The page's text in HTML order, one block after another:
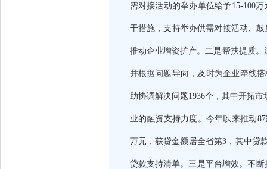
需对接活动的举办单位给予15-100
干措施，支持举办供需对接活动、
推动企业增资扩产。二是帮扶提质
并根据问题导向，及时为企业牵线
助协调解决问题1936个，其中开拓
业的融资支持力度。今年以来推动
万元，获贷金额居全省第3，其中贷
贷款支持清单。三是平台增效。不